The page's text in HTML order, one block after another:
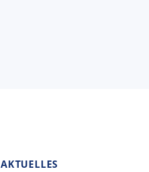
AKTUELLES